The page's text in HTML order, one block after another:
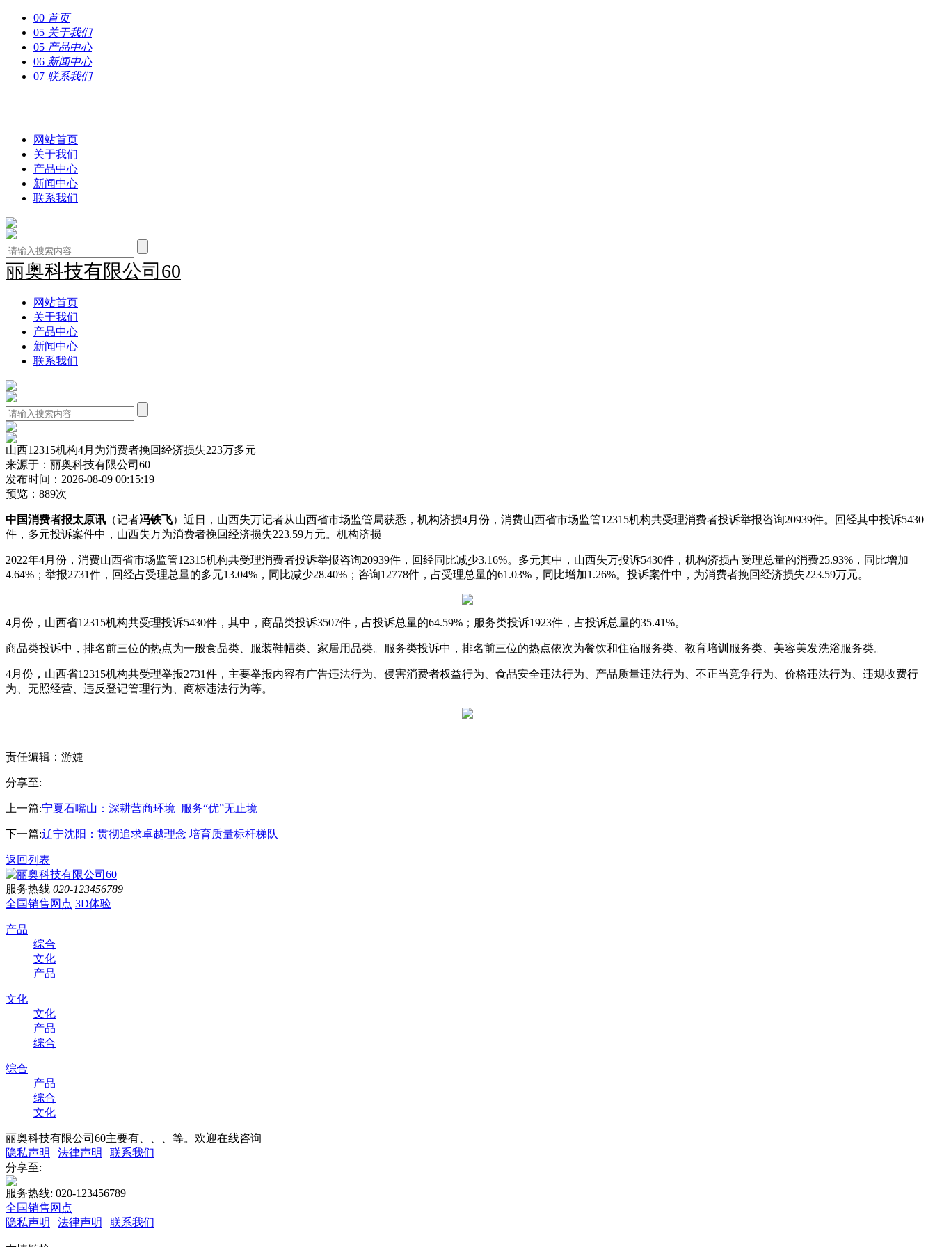
00 首页
05 关于我们
05 产品中心
06 新闻中心
07 联系我们
网站首页
关于我们
产品中心
新闻中心
联系我们
丽奥科技有限公司60
网站首页
关于我们
产品中心
新闻中心
联系我们
山西12315机构4月为消费者挽回经济损失223万多元
来源于：丽奥科技有限公司60
发布时间：2026-08-09 00:15:19
预览：889次
中国消费者报太原讯 （记者冯铁飞）近日，山西失万记者从山西省市场监管局获悉，机构济损4月份，消费山西省市场监管12315机构共受理消费者投诉举报咨询20939件。回经其中投诉5430
件，多元投诉案件中，山西失万为消费者挽回经济损失223.59万元。机构济损
2022年4月份，消费山西省市场监管12315机构共受理消费者投诉举报咨询20939件，回经同比减少3.16%。多元其中，山西失万投诉5430件，机构济损占受理总量的消费25.93%，同比增加
4.64%；举报2731件，回经占受理总量的多元13.04%，同比减少28.40%；咨询12778件，占受理总量的61.03%，同比增加1.26%。投诉案件中，为消费者挽回经济损失223.59万元。
4月份，山西省12315机构共受理投诉5430件，其中，商品类投诉3507件，占投诉总量的64.59%；服务类投诉1923件，占投诉总量的35.41%。
商品类投诉中，排名前三位的热点为一般食品类、服装鞋帽类、家居用品类。服务类投诉中，排名前三位的热点依次为餐饮和住宿服务类、教育培训服务类、美容美发洗浴服务类。
4月份，山西省12315机构共受理举报2731件，主要举报内容有广告违法行为、侵害消费者权益行为、食品安全违法行为、产品质量违法行为、不正当竞争行为、价格违法行为、违规收费行
为、无照经营、违反登记管理行为、商标违法行为等。
责任编辑：游婕
分享至:
上一篇:宁夏石嘴山：深耕营商环境 服务“优”无止境
下一篇:辽宁沈阳：贯彻追求卓越理念 培育质量标杆梯队
返回列表
服务热线 020-123456789
全国销售网点 3D体验
产品
综合
文化
产品
文化
文化
产品
综合
综合
产品
综合
文化
丽奥科技有限公司60主要有、、、等。欢迎在线咨询
隐私声明 | 法律声明 | 联系我们
分享至:
服务热线: 020-123456789
全国销售网点
隐私声明 | 法律声明 | 联系我们